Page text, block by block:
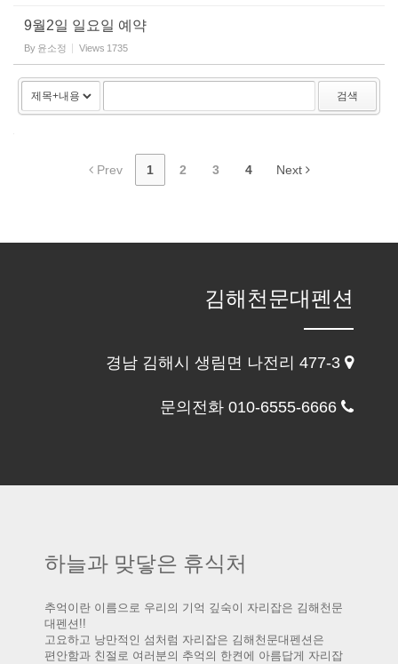
9월2일 일요일 예약
By 윤소정 Views 1735
검색
Prev 1 2 3 4 Next
김해천문대펜션
경남 김해시 생림면 나전리 477-3
문의전화 010-6555-6666
하늘과 맞닿은 휴식처
추억이란 이름으로 우리의 기억 깊숙이 자리잡은 김해천문
대펜션!!
고요하고 낭만적인 섬처럼 자리잡은 김해천문대펜션은
편안함과 친절로 여러분의 추억의 한켠에 아름답게 자리잡